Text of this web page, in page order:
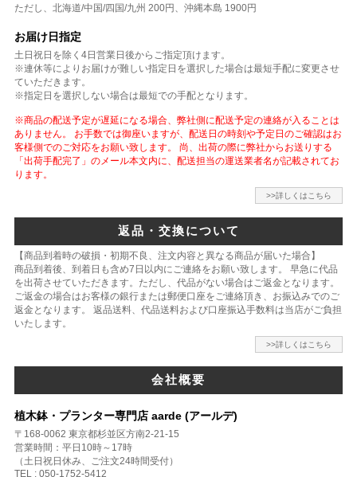
ただし、北海道/中国/四国/九州 200円、沖縄本島 1900円
お届け日指定
土日祝日を除く4日営業日後からご指定頂けます。
※連休等によりお届けが難しい指定日を選択した場合は最短手配に変更させ
ていただきます。
※指定日を選択しない場合は最短での手配となります。
※商品の配送予定が遅延になる場合、弊社側に配送予定の連絡が入ることは
ありません。 お手数では御座いますが、配送日の時刻や予定日のご確認はお
客様側でのご対応をお願い致します。 尚、出荷の際に弊社からお送りする
「出荷手配完了」のメール本文内に、配送担当の運送業者名が記載されてお
ります。
>>詳しくはこちら
返品・交換について
【商品到着時の破損・初期不良、注文内容と異なる商品が届いた場合】
商品到着後、到着日も含め7日以内にご連絡をお願い致します。 早急に代品
を出荷させていただきます。ただし、代品がない場合はご返金となります。
ご返金の場合はお客様の銀行または郵便口座をご連絡頂き、お振込みでのご
返金となります。 返品送料、代品送料および口座振込手数料は当店がご負担
いたします。
>>詳しくはこちら
会社概要
植木鉢・プランター専門店 aarde (アールデ)
〒168-0062 東京都杉並区方南2-21-15
営業時間：平日10時～17時
（土日祝日休み、ご注文24時間受付）
TEL : 050-1752-5412